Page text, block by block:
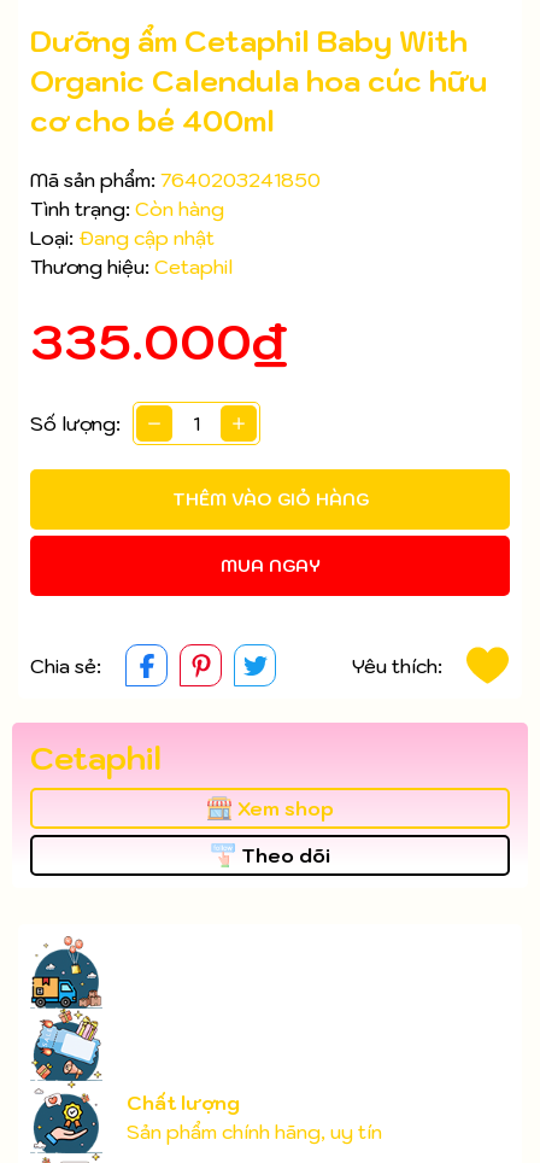
Dưỡng ẩm Cetaphil Baby With
Organic Calendula hoa cúc hữu
cơ cho bé 400ml
Mã sản phẩm: 7640203241850
Tình trạng: Còn hàng
Loại: Đang cập nhật
Thương hiệu: Cetaphil
335.000₫
Số lượng:
THÊM VÀO GIỎ HÀNG
MUA NGAY
Mã giảm giá:
Ngày hết hạn:
Chia sẻ: Yêu thích:
Cetaphil
Xem shop
Theo dõi
Chất lượng
Sản phẩm chính hãng, uy tín